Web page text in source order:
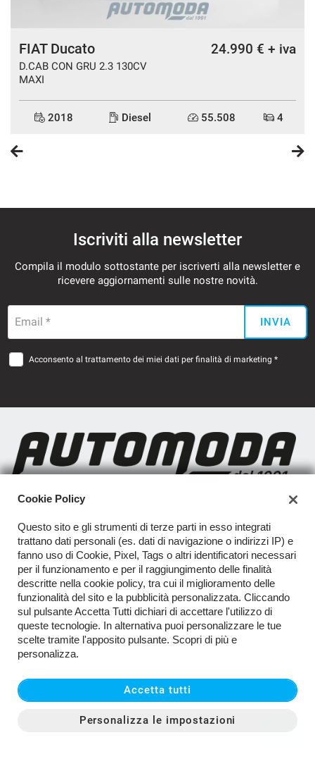
FIAT Ducato
D.CAB CON GRU 2.3 130CV
MAXI
24.990 € + iva
2018 Diesel 55.508 4
Iscriviti alla newsletter
Compila il modulo sottostante per iscriverti alla newsletter e
ricevere aggiornamenti sulle nostre novità.
Email * INVIA
Acconsento al trattamento dei miei dati per finalità di marketing *
La società ha ricevuto benefici rientranti nel regime degli aiuti di
pubblicazione nel Registro Nazionale degli Aiuti di Stato di cui all'Art
52 della L.234/2012
SEDI
Sede di San Miniato
AZIENDA
Contatti
TORNA IN CIMA
Cookie Policy
Questo sito e gli strumenti di terze parti in esso integrati
trattano dati personali (es. dati di navigazione o indirizzi IP) e
fanno uso di Cookie, Pixel, Tags o altri identificatori necessari
per il funzionamento e per il raggiungimento delle finalità
descritte nella cookie policy, tra cui il miglioramento delle
funzionalità del sito e la pubblicità personalizzata. Cliccando
sul pulsante Accetta Tutti dichiari di accettare l'utilizzo di
queste tecnologie. In alternativa puoi personalizzare le tue
scelte tramite l'apposito pulsante. Scopri di più e
personalizza.
Accetta tutti
Personalizza le impostazioni